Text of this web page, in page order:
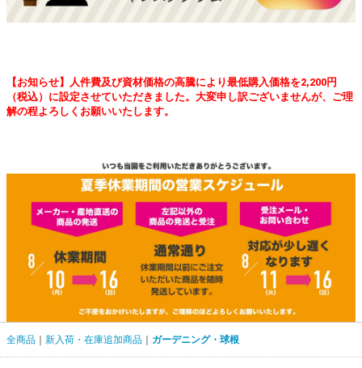
【お知らせ】人件費及び資材価格の高騰により最低購入価格を2,200円
（税込）に設定させていただきました。大変申し訳ございませんが、ご理
解の程よろしくお願いいたします。
全商品 新入荷・在庫追加商品 ガーデニング・球根